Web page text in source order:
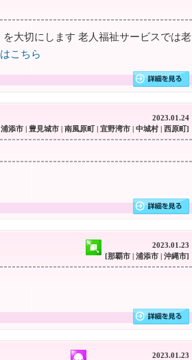
大切にします 老人福祉サービスでは老
こちら
2023.01.24
添市 | 豊見城市 | 南風原町 | 宜野湾市 | 中城村 | 西原町]
2023.01.23
[那覇市 | 浦添市 | 沖縄市]
2023.01.23